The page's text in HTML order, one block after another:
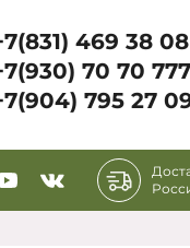
469 38 08
70 70 777
795 27